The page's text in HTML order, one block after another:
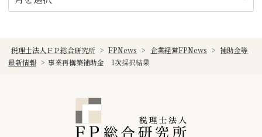
税理士法人ＦＰ総合研究所 > FPNews > 企業経営FPNews > 補助金等
最新情報 > 事業再構築補助金 1次採択結果